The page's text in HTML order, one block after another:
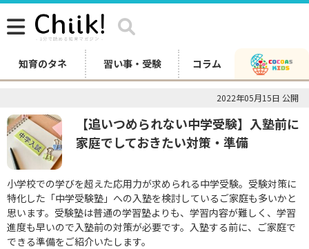
知育のタネ 習い事・受験 コラム
2022年05月15日 公開
【追いつめられない中学受験】入塾前に
家庭でしておきたい対策・準備
小学校での学びを超えた応用力が求められる中学受験。受験対策に
特化した「中学受験塾」への入塾を検討しているご家庭も多いかと
思います。受験塾は普通の学習塾よりも、学習内容が難しく、学習
進度も早いので入塾前の対策が必要です。入塾する前に、ご家庭で
できる準備をご紹介いたします。